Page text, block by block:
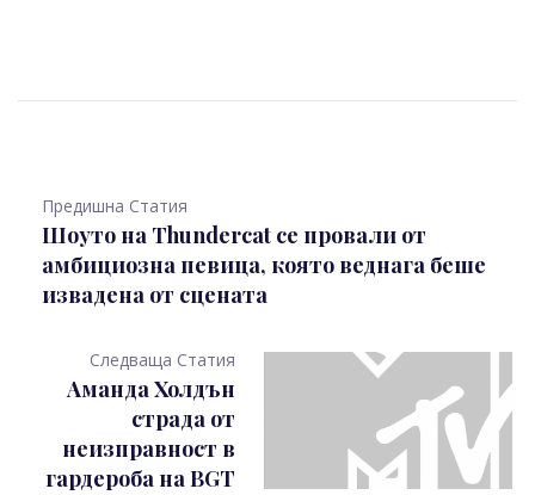
Предишна Статия
Шоуто на Thundercat се провали от
амбициозна певица, която веднага беше
извадена от сцената
Следваща Статия
Аманда Холдън
страда от
неизправност в
гардероба на BGT